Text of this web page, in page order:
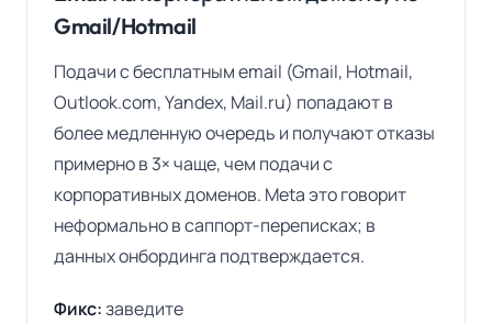
Gmail/Hotmail
Подачи с бесплатным email (Gmail, Hotmail,
Outlook.com, Yandex, Mail.ru) попадают в
более медленную очередь и получают отказы
примерно в 3× чаще, чем подачи с
корпоративных доменов. Meta это говорит
неформально в саппорт-переписках; в
данных онбординга подтверждается.
Фикс:заведите